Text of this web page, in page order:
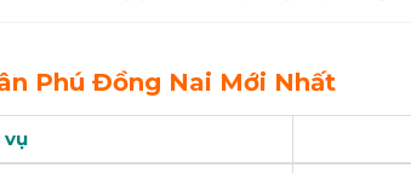
Phú Đồng Nai Mới Nhất
vụ